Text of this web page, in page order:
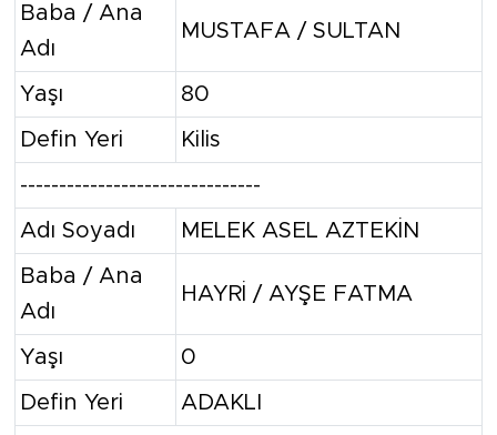
Baba / Ana
Adı
MUSTAFA / SULTAN
Yaşı 80
Defin Yeri Kilis
-------------------------------
Adı Soyadı MELEK ASEL AZTEKİN
Baba / Ana
Adı
HAYRİ / AYŞE FATMA
Yaşı 0
Defin Yeri ADAKLI